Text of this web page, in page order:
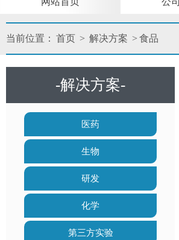
当前位置： 首页 > 解决方案 > 食品
-解决方案-
医药
生物
研发
化学
第三方实验